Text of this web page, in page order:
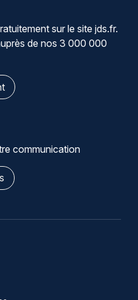
sur le site jds.fr.
de nos 3 000 000
communication